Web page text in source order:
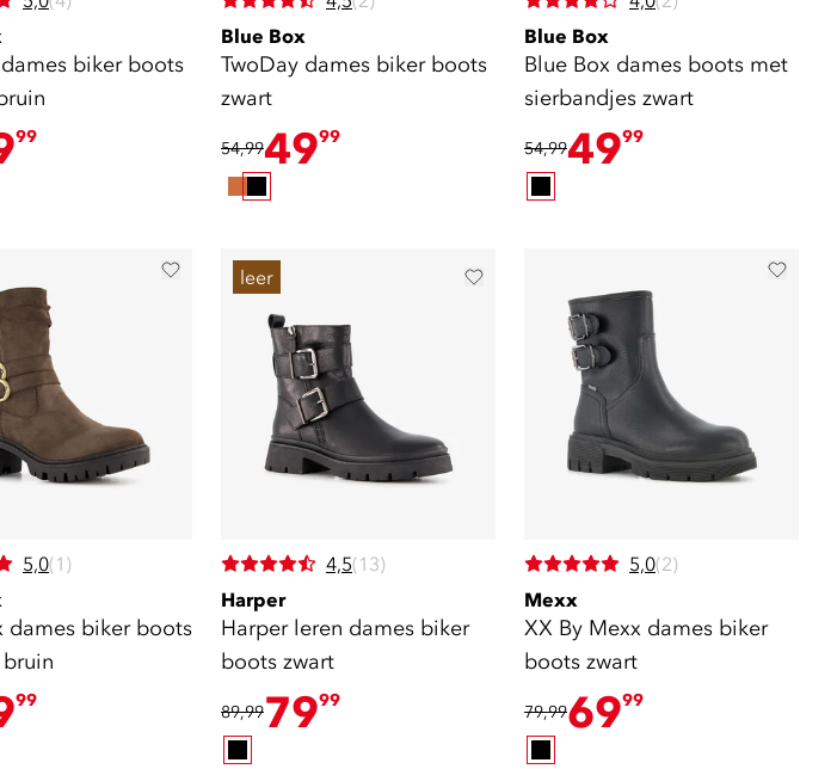
biker boots
99
Blue Box
TwoDay dames biker boots
zwart
54,994999
Blue Box
Blue Box dames boots met
sierbandjes zwart
54,994999
5,0(1)
dames biker boots
99
leer
4,5(13)
Harper
Harper leren dames biker
boots zwart
89,997999
5,0(2)
Mexx
XX By Mexx dames biker
boots zwart
79,996999